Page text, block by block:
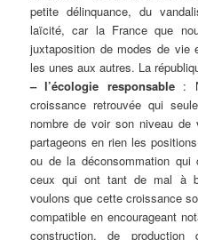
petite délinquance, du
laïcité, car la France que
juxtaposition de modes de vie
les unes aux autres. La
– l’écologie responsable:
croissance retrouvée qui
nombre de voir son niveau
partageons en rien les
ou de la déconsommation qui
ceux qui ont tant de mal à
voulons que cette croissance
compatible en encourageant
construction, de production